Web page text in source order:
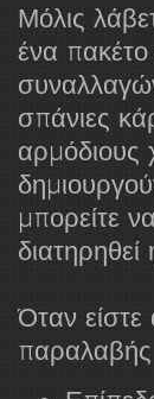
Μόλις
ένα
σπάνιες
αρμόδιους
μπορείτε
Όταν
παραλαβής